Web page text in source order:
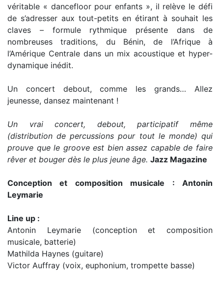
véritable « dancefloor pour enfants », il relève le défi
de s’adresser aux tout-petits en étirant à souhait les
claves – formule rythmique présente dans de
nombreuses traditions, du Bénin, de l’Afrique à
l’Amérique Centrale dans un mix acoustique et hyper-
dynamique inédit.
Un concert debout, comme les grands… Allez
jeunesse, dansez maintenant !
Un vrai concert, debout, participatif même
(distribution de percussions pour tout le monde) qui
prouve que le groove est bien assez capable de faire
rêver et bouger dès le plus jeune âge. Jazz Magazine
Conception et composition musicale : Antonin
Leymarie
Line up :
Antonin Leymarie (conception et composition
musicale, batterie)
Mathilda Haynes (guitare)
Victor Auffray (voix, euphonium, trompette basse)